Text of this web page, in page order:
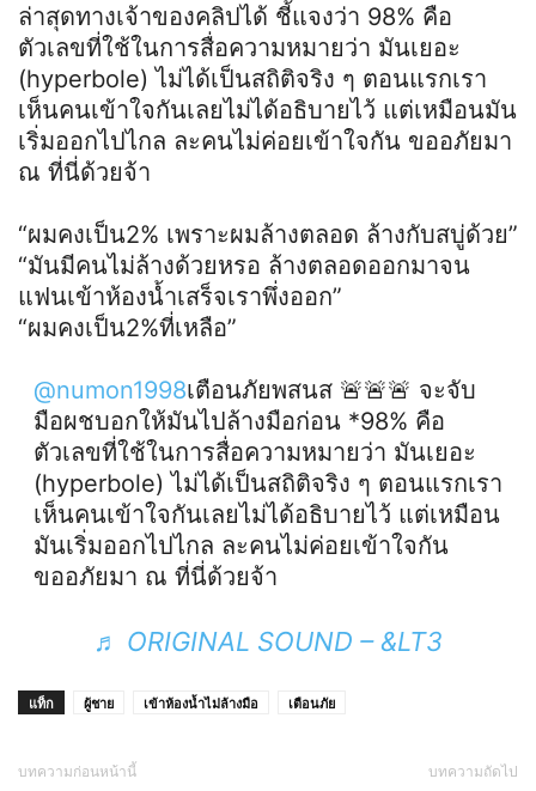
ล่าสุดทางเจ้าของคลิปได้ ชี้แจงว่า 98% คือ
ตัวเลขที่ใช้ในการสื่อความหมายว่า มันเยอะ
(hyperbole) ไม่ได้เป็นสถิติจริง ๆ ตอนแรกเรา
เห็นคนเข้าใจกันเลยไม่ได้อธิบายไว้ แต่เหมือนมัน
เริ่มออกไปไกล ละคนไม่ค่อยเข้าใจกัน ขออภัยมา
ณ ที่นี่ด้วยจ้า
“ผมคงเป็น2% เพราะผมล้างตลอด ล้างกับสบู่ด้วย”
“มันมีคนไม่ล้างด้วยหรอ ล้างตลอดออกมาจน
แฟนเข้าห้องน้ำเสร็จเราพึ่งออก”
“ผมคงเป็น2%ที่เหลือ”
@numon1998เตือนภัยพสนส 🚨🚨🚨 จะจับ
มือผชบอกให้มันไปล้างมือก่อน *98% คือ
ตัวเลขที่ใช้ในการสื่อความหมายว่า มันเยอะ
(hyperbole) ไม่ได้เป็นสถิติจริง ๆ ตอนแรกเรา
เห็นคนเข้าใจกันเลยไม่ได้อธิบายไว้ แต่เหมือน
มันเริ่มออกไปไกล ละคนไม่ค่อยเข้าใจกัน
ขออภัยมา ณ ที่นี่ด้วยจ้า
♬ ORIGINAL SOUND – &LT3
แท็ก ผู้ชาย เข้าห้องน้ำไม่ล้างมือ เตือนภัย
บทความก่อนหน้านี้ บทความถัดไป